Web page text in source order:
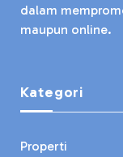
dalam
maupun online.
Kategori
Properti